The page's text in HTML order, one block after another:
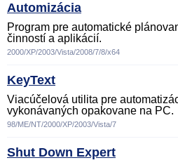
Automizácia
Program pre automatické
činností a aplikácií.
2000/XP/2003/Vista/2008/7/8/x64
KeyText
Viacúčelová utilita pre
vykonávaných opakovane na PC.
98/ME/NT/2000/XP/2003/Vista/7
Shut Down Expert